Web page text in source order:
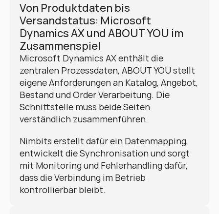
Von Produktdaten bis
Versandstatus: Microsoft
Dynamics AX und ABOUT YOU im
Zusammenspiel
Microsoft Dynamics AX enthält die
zentralen Prozessdaten, ABOUT YOU stellt
eigene Anforderungen an Katalog, Angebot,
Bestand und Order Verarbeitung. Die
Schnittstelle muss beide Seiten
verständlich zusammenführen.
Nimbits erstellt dafür ein Datenmapping,
entwickelt die Synchronisation und sorgt
mit Monitoring und Fehlerhandling dafür,
dass die Verbindung im Betrieb
kontrollierbar bleibt.